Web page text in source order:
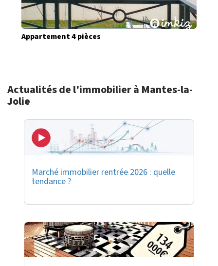
Appartement 4 pièces
Actualités de l'immobilier à Mantes-la-
Jolie
Marché immobilier rentrée 2026 : quelle
tendance ?